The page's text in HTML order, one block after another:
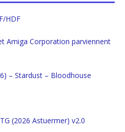
HDF
Amiga Corporation parviennent
– Stardust – Bloodhouse
(2026 Astuermer) v2.0